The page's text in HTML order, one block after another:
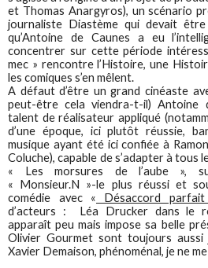
et Thomas Anargyros), un scénario
journaliste Diastème qui devait
qu’Antoine de Caunes a eu
concentrer sur cette période
mec » rencontre l’Histoire, une
les comiques s’en mêlent.
A défaut d’être un grand cinéaste
peut-être cela viendra-t-il) Antoine
talent de réalisateur appliqué
d’une époque, ici plutôt réussie,
musique ayant été ici confiée à
Coluche), capable de s’adapter à tous
« Les morsures de l’aube »,
« Monsieur.N »-le plus réussi et
comédie avec « Désaccord parfait
d’acteurs : Léa Drucker dans le
apparaît peu mais impose sa belle
Olivier Gourmet sont toujours
Xavier Demaison, phénoménal, je ne